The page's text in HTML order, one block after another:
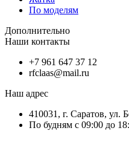
По моделям
Дополнительно
Наши контакты
+7 961 647 37 12
rfclaas@mail.ru
Наш адрес
410031, г. Саратов, ул.
По будням с 09:00 до